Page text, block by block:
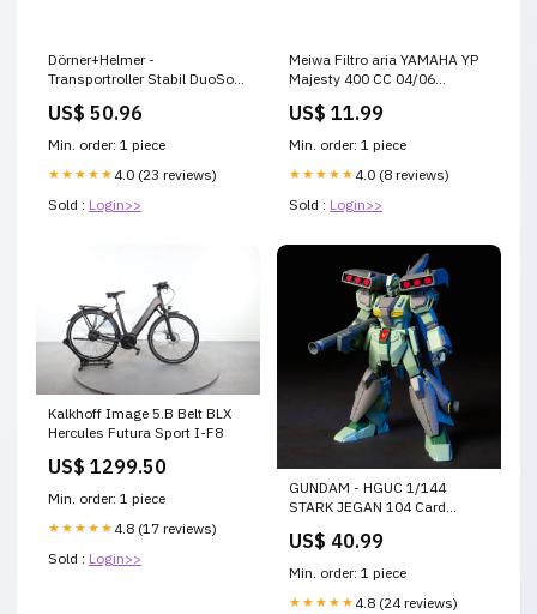
Dörner+Helmer -
Transportroller Stabil DuoSoft
Antirutsch. - 290714
Klebstoffe
US$ 50.96
Min. order: 1 piece
★★★★★ 4.0 (23 reviews)
Sold : Login>>
Meiwa Filtro aria YAMAHA YP
Majesty 400 CC 04/06
US$ 11.99
Min. order: 1 piece
★★★★★ 4.0 (8 reviews)
Sold : Login>>
Kalkhoff Image 5.B Belt BLX
Hercules Futura Sport I-F8
US$ 1299.50
Min. order: 1 piece
★★★★★ 4.8 (17 reviews)
Sold : Login>>
GUNDAM - HGUC 1/144
STARK JEGAN 104 Card
US$ 40.99
Min. order: 1 piece
★★★★★ 4.8 (24 reviews)